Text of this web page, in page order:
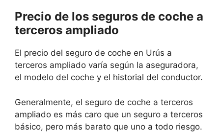
Precio de los seguros de coche a
terceros ampliado
El precio del seguro de coche en Urús a
terceros ampliado varía según la aseguradora,
el modelo del coche y el historial del conductor.
Generalmente, el seguro de coche a terceros
ampliado es más caro que un seguro a terceros
básico, pero más barato que uno a todo riesgo.